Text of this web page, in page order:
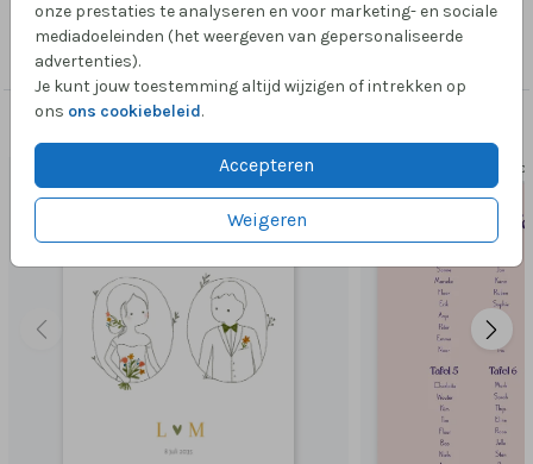
onze prestaties te analyseren en voor marketing- en sociale
mediadoeleinden (het weergeven van gepersonaliseerde
advertenties).
Je kunt jouw toestemming altijd wijzigen of intrekken op
ons ons cookiebeleid.
Accepteren
Weigeren
Collectie
Trouwborden
WELKOMSTBORD